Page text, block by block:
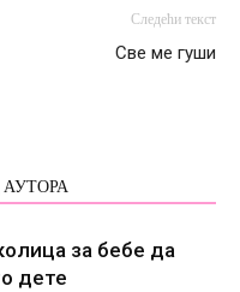
Следећи текст
Све ме гуши
за бебе да
дете